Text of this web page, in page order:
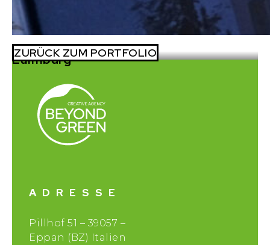
Laimburg
ZURÜCK ZUM PORTFOLIO
ADRESSE
Pillhof 51 – 39057 –
Eppan (BZ) Italien